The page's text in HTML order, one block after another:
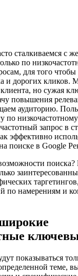
сталкиваемся с
по
для того чтобы
и дорогих кликов.
но сужая
повышения
аудиторию.
по
запрос в
эффективно
поиске в Google
поиска?
по намерениям и
показываться
теме,